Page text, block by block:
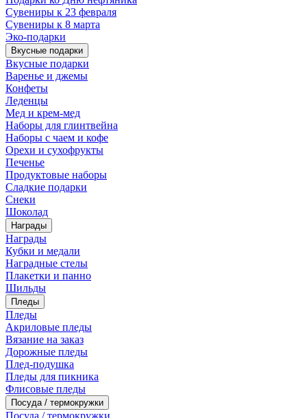
Сувениры к 23 февраля
Сувениры к 8 марта
Эко-подарки
Вкусные подарки
Вкусные подарки
Варенье и джемы
Конфеты
Леденцы
Мед и крем-мед
Наборы для глинтвейна
Наборы с чаем и кофе
Орехи и сухофрукты
Печенье
Продуктовые наборы
Сладкие подарки
Снеки
Шоколад
Награды
Награды
Кубки и медали
Наградные стелы
Плакетки и панно
Шильды
Пледы
Пледы
Акриловые пледы
Вязание на заказ
Дорожные пледы
Плед-подушка
Пледы для пикника
Флисовые пледы
Посуда / термокружки
Посуда / термокружки